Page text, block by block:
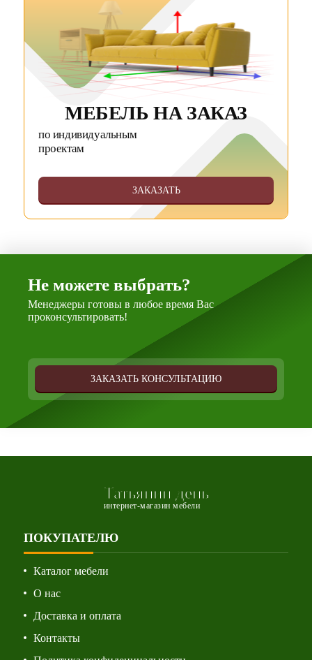
МЕБЕЛЬ НА ЗАКАЗ
по индивидуальным
проектам
ЗАКАЗАТЬ
Не можете выбрать?
Менеджеры готовы в любое время Вас
проконсультировать!
ЗАКАЗАТЬ КОНСУЛЬТАЦИЮ
Татьянин день
интернет-магазин мебели
ПОКУПАТЕЛЮ
Каталог мебели
О нас
Доставка и оплата
Контакты